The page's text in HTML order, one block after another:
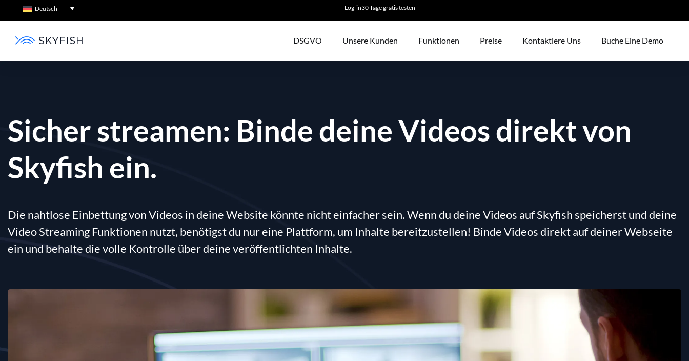
Deutsch Log-in30 Tage gratis testen
DSGVO Unsere Kunden Funktionen Preise Kontaktiere Uns Buche Eine Demo
Sicher streamen: Binde deine Videos direkt von
Skyfish ein.
Die nahtlose Einbettung von Videos in deine Website könnte nicht einfacher sein. Wenn du deine Videos auf Skyfish speicherst und deine
Video Streaming Funktionen nutzt, benötigst du nur eine Plattform, um Inhalte bereitzustellen! Binde Videos direkt auf deiner Webseite
ein und behalte die volle Kontrolle über deine veröffentlichten Inhalte.